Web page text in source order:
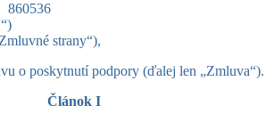
strany“),
o poskytnutí podpory (ďalej len „Zmluva“).
Článok I